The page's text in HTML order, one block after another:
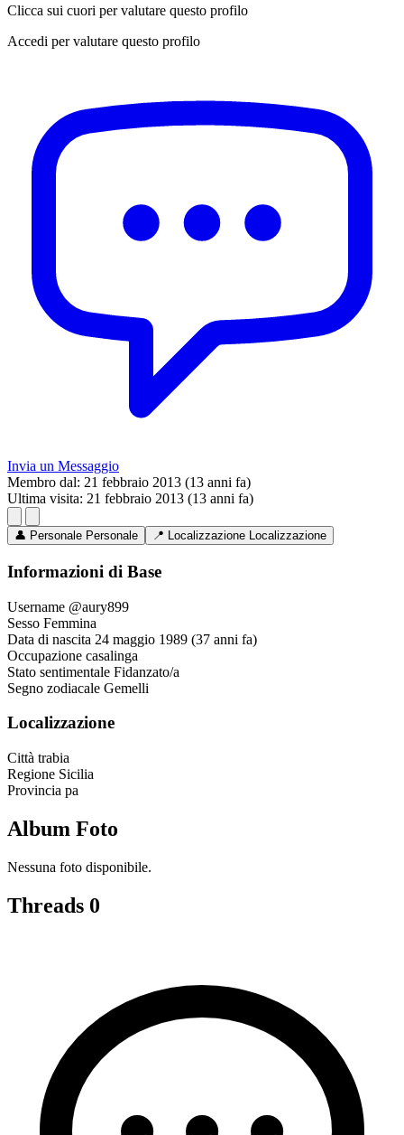
Clicca sui cuori per valutare questo profilo
Accedi per valutare questo profilo
Invia un Messaggio
Membro dal: 21 febbraio 2013 (13 anni fa)
Ultima visita: 21 febbraio 2013 (13 anni fa)
👤 Personale Personale 📍 Localizzazione Localizzazione
Informazioni di Base
Username @aury899
Sesso Femmina
Data di nascita 24 maggio 1989 (37 anni fa)
Occupazione casalinga
Stato sentimentale Fidanzato/a
Segno zodiacale Gemelli
Localizzazione
Città trabia
Regione Sicilia
Provincia pa
Album Foto
Nessuna foto disponibile.
Threads 0